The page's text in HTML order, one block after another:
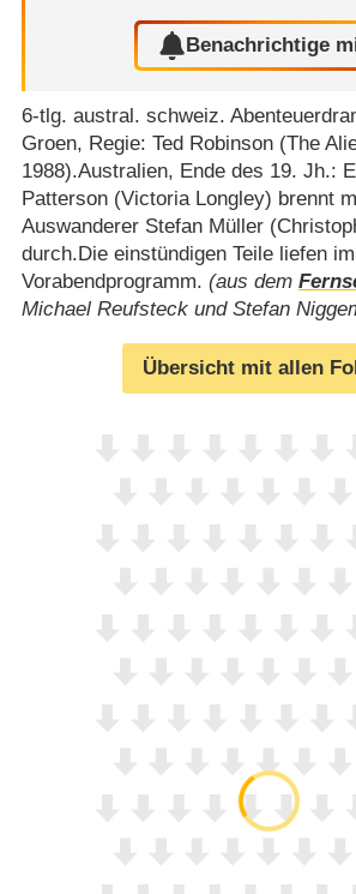
Benachrichtige
6-tlg. austral. schweiz.
Groen, Regie: Ted Robinson (The
1988).Australien, Ende des 19. Jh.:
Patterson (Victoria Longley) brennt
Auswanderer Stefan Müller
durch.Die einstündigen Teile liefen
Vorabendprogramm. (aus dem
Michael Reufsteck und Stefan
Übersicht mit allen